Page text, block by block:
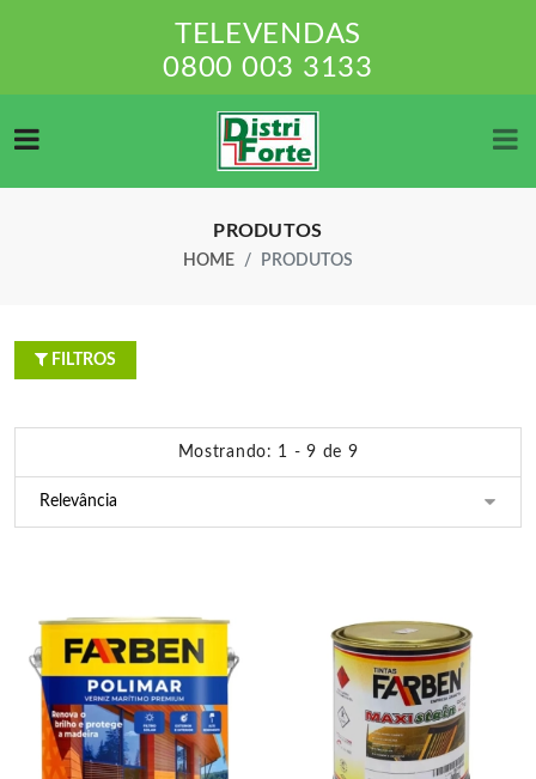
TELEVENDAS
0800 003 3133
PRODUTOS
HOME PRODUTOS
FILTROS
Mostrando: 1 - 9 de 9